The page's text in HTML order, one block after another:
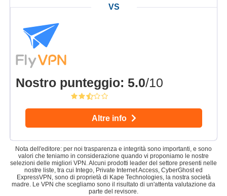
Nostro punteggio: 5.0/10
Altre info
Nota dell'editore: per noi trasparenza e integrità sono importanti, e sono
valori che teniamo in considerazione quando vi proponiamo le nostre
selezioni delle migliori VPN. Alcuni prodotti leader del settore presenti nelle
nostre liste, tra cui Intego, Private Internet Access, CyberGhost ed
ExpressVPN, sono di proprietà di Kape Technologies, la nostra società
madre. Le VPN che scegliamo sono il risultato di un'attenta valutazione da
parte del revisore.